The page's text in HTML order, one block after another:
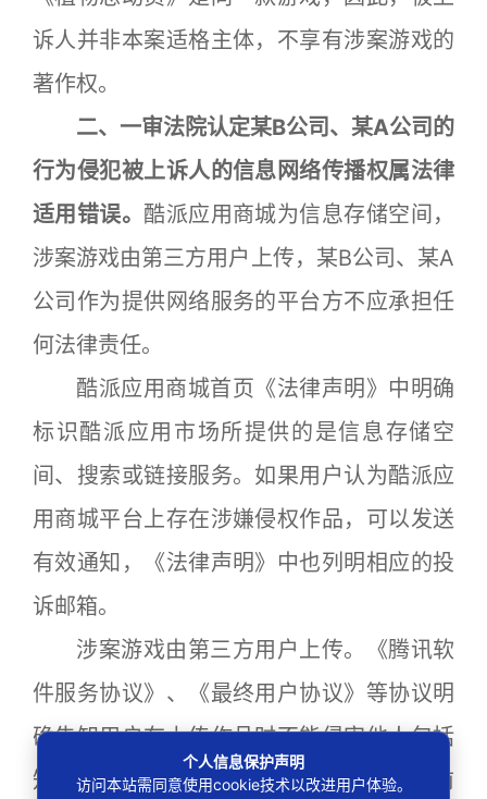
诉人并非本案适格主体，不享有涉案游戏的
著作权。
二、一审法院认定某B公司、某A公司的
行为侵犯被上诉人的信息网络传播权属法律
适用错误。 酷派应用商城为信息存储空间，
涉案游戏由第三方用户上传，某B公司、某A
公司作为提供网络服务的平台方不应承担任
何法律责任。
酷派应用商城首页《法律声明》中明确
标识酷派应用市场所提供的是信息存储空
间、搜索或链接服务。如果用户认为酷派应
用商城平台上存在涉嫌侵权作品，可以发送
有效通知，《法律声明》中也列明相应的投
诉邮箱。
涉案游戏由第三方用户上传。《腾讯软
件服务协议》、《最终用户协议》等协议明
确告知用户在上传作品时不能侵害他人包括
知识产权在内的合法权益。用户上传作品前
个人信息保护声明
访问本站需同意使用cookie技术以改进用户体验。